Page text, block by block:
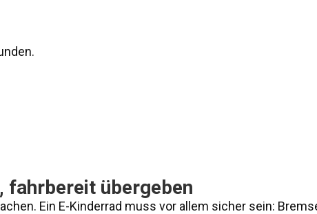
fahrbereit übergeben
Ein E-Kinderrad muss vor allem sicher sein: